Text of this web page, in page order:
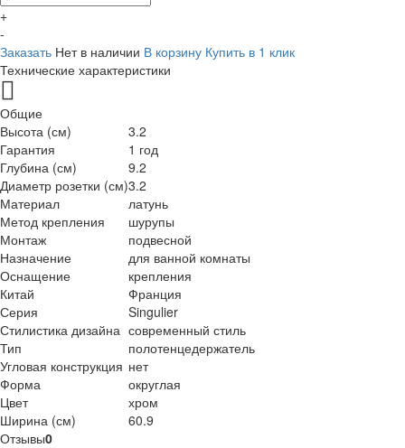
+
-
Заказать Нет в наличии В корзину Купить в 1 клик
Технические характеристики
Общие
Высота (см)
3.2
Гарантия
1 год
Глубина (см)
9.2
Диаметр розетки (см)3.2
Материал
латунь
Метод крепления
шурупы
Монтаж
подвесной
Назначение
для ванной комнаты
Оснащение
крепления
Китай
Франция
Серия
Singulier
Стилистика дизайна современный стиль
Тип
полотенцедержатель
Угловая конструкция нет
Форма
округлая
Цвет
хром
Ширина (см)
60.9
Отзывы0